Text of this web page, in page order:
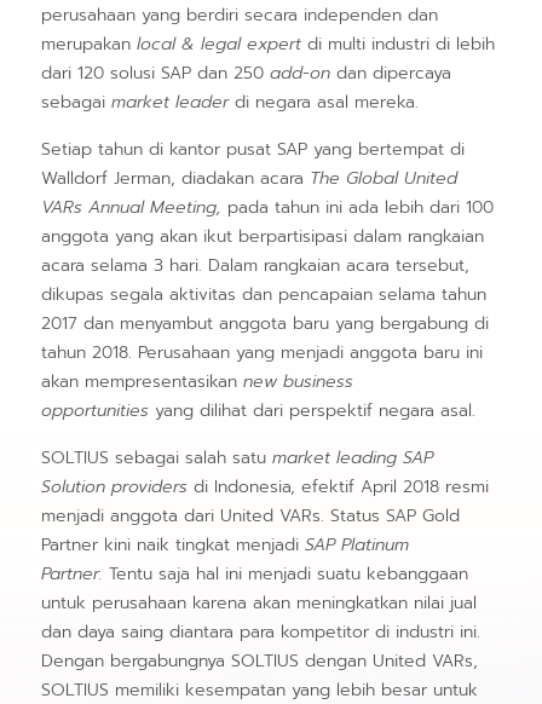
perusahaan yang berdiri secara independen dan
merupakan local & legal expertdi multi industri di lebih
dari 120 solusi SAP dan 250 add-ondan dipercaya
sebagai market leaderdi negara asal mereka.
Setiap tahun di kantor pusat SAP yang bertempat di
Walldorf Jerman, diadakan acara The Global United
VARs Annual Meeting, pada tahun ini ada lebih dari 100
anggota yang akan ikut berpartisipasi dalam rangkaian
acara selama 3 hari. Dalam rangkaian acara tersebut,
dikupas segala aktivitas dan pencapaian selama tahun
2017 dan menyambut anggota baru yang bergabung di
tahun 2018. Perusahaan yang menjadi anggota baru ini
akan mempresentasikan new business
opportunities yang dilihat dari perspektif negara asal.
SOLTIUS sebagai salah satu market leading SAP
Solution providers di Indonesia, efektif April 2018 resmi
menjadi anggota dari United VARs. Status SAP Gold
Partner kini naik tingkat menjadi SAP Platinum
Partner. Tentu saja hal ini menjadi suatu kebanggaan
untuk perusahaan karena akan meningkatkan nilai jual
dan daya saing diantara para kompetitor di industri ini.
Dengan bergabungnya SOLTIUS dengan United VARs,
SOLTIUS memiliki kesempatan yang lebih besar untuk